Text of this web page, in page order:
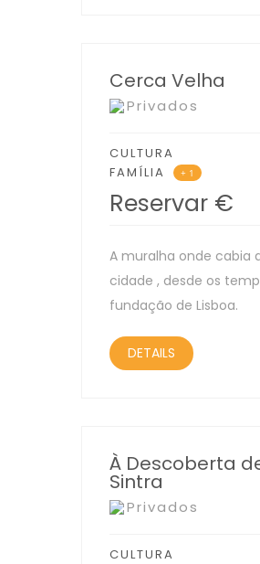
Cerca Velha
Privados
CULTURA
FAMÍLIA
+ 1
Reservar €
A muralha onde cabia
cidade , desde os
fundação de Lisboa.
DETAILS
À Descoberta
Sintra
Privados
CULTURA